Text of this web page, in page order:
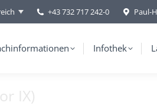
+43 732 717 242-0 Paul-
Infothek
IX)